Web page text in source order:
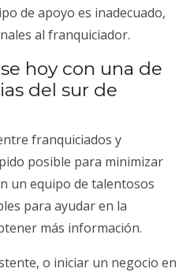
de apoyo es inadecuado,
al franquiciador.
hoy con una de
del sur de
franquiciados y
posible para minimizar
un equipo de talentosos
para ayudar en la
más información.
o iniciar un negocio en